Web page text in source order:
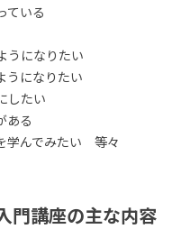
ている
うになりたい
うになりたい
したい
ある
学んでみたい 等々
門講座の主な内容